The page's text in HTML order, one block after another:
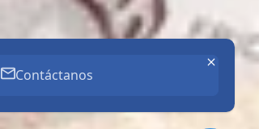
Contáctanos